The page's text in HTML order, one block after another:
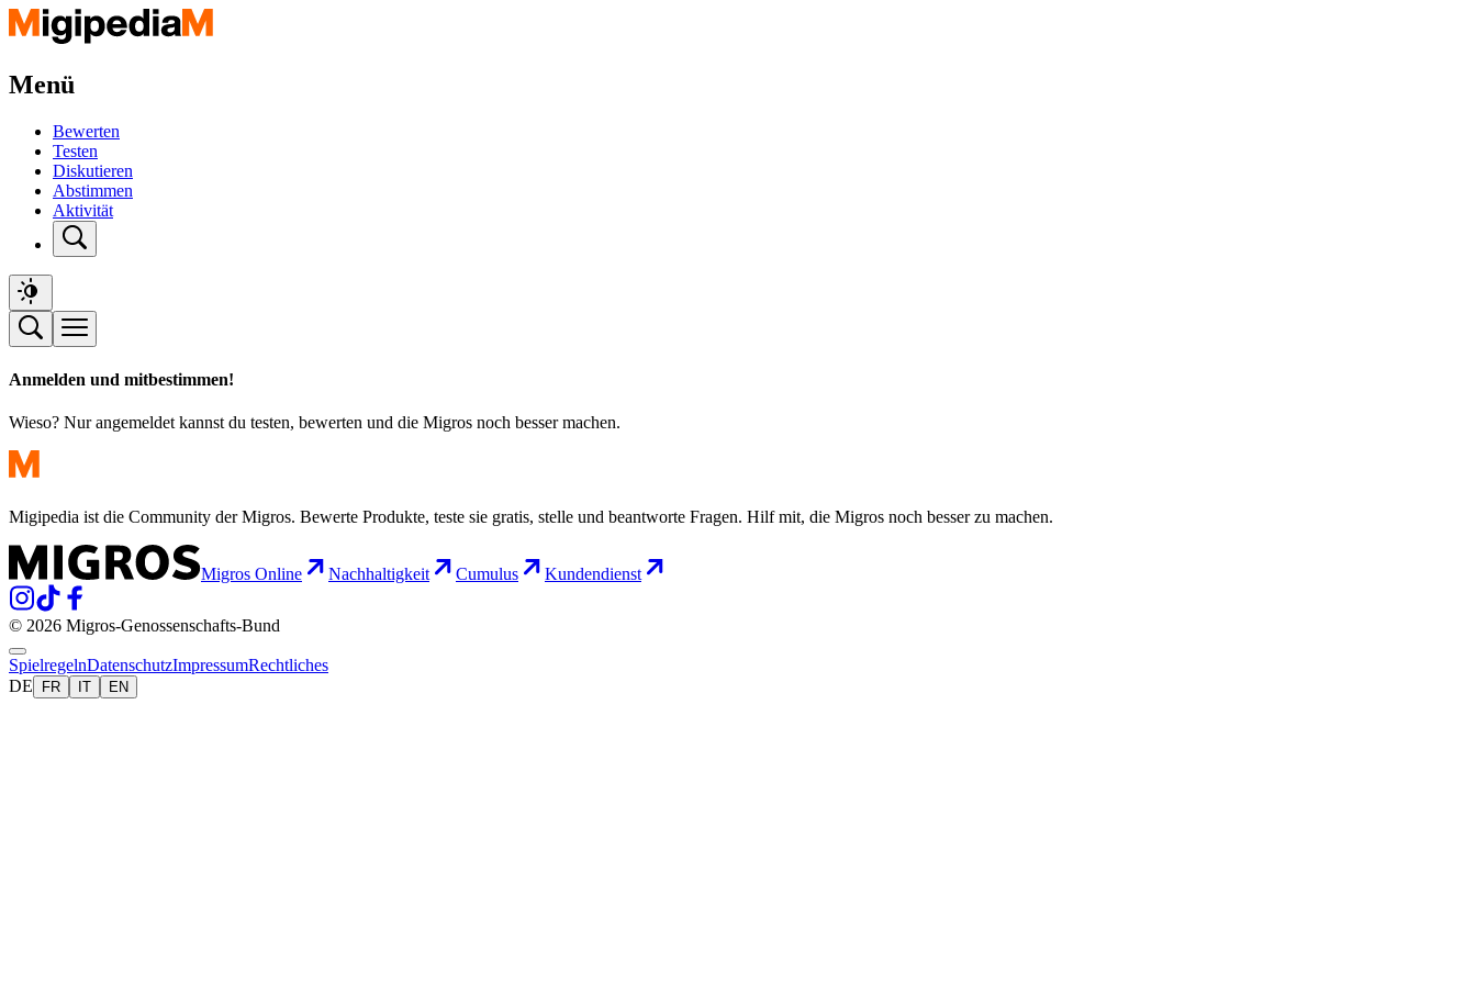
Menü
Bewerten
Testen
Diskutieren
Abstimmen
Aktivität
Anmelden und mitbestimmen!
Wieso? Nur angemeldet kannst du testen, bewerten und die Migros noch besser machen.
Migipedia ist die Community der Migros. Bewerte Produkte, teste sie gratis, stelle und beantworte Fragen. Hilf mit, die Migros noch besser zu machen.
Migros Online Nachhaltigkeit Cumulus Kundendienst
© 2026 Migros-Genossenschafts-Bund
SpielregelnDatenschutzImpressumRechtliches
DE
FR IT EN